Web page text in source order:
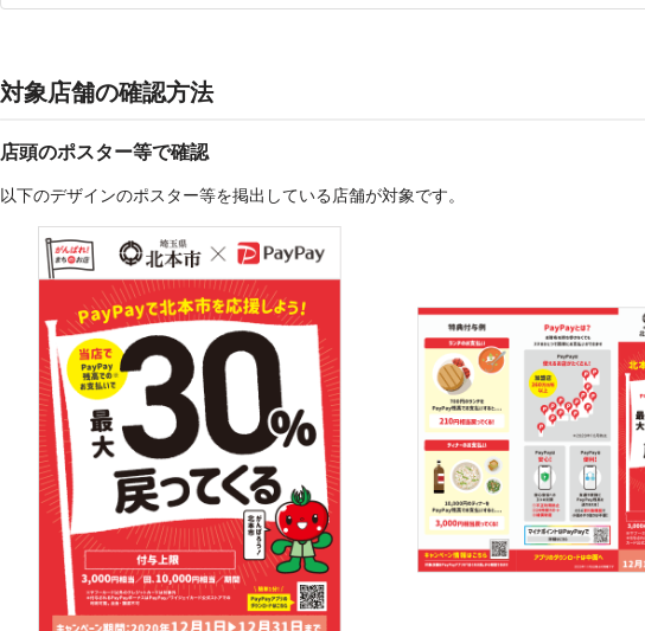
対象店舗の確認方法
店頭のポスター等で確認
以下のデザインのポスター等を掲出している店舗が対象です。